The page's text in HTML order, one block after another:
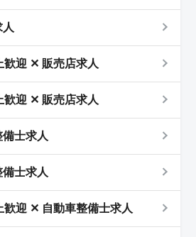
迎 ✕ 販売店求人
迎 ✕ 販売店求人
士求人
士求人
迎 ✕ 自動車整備士求人